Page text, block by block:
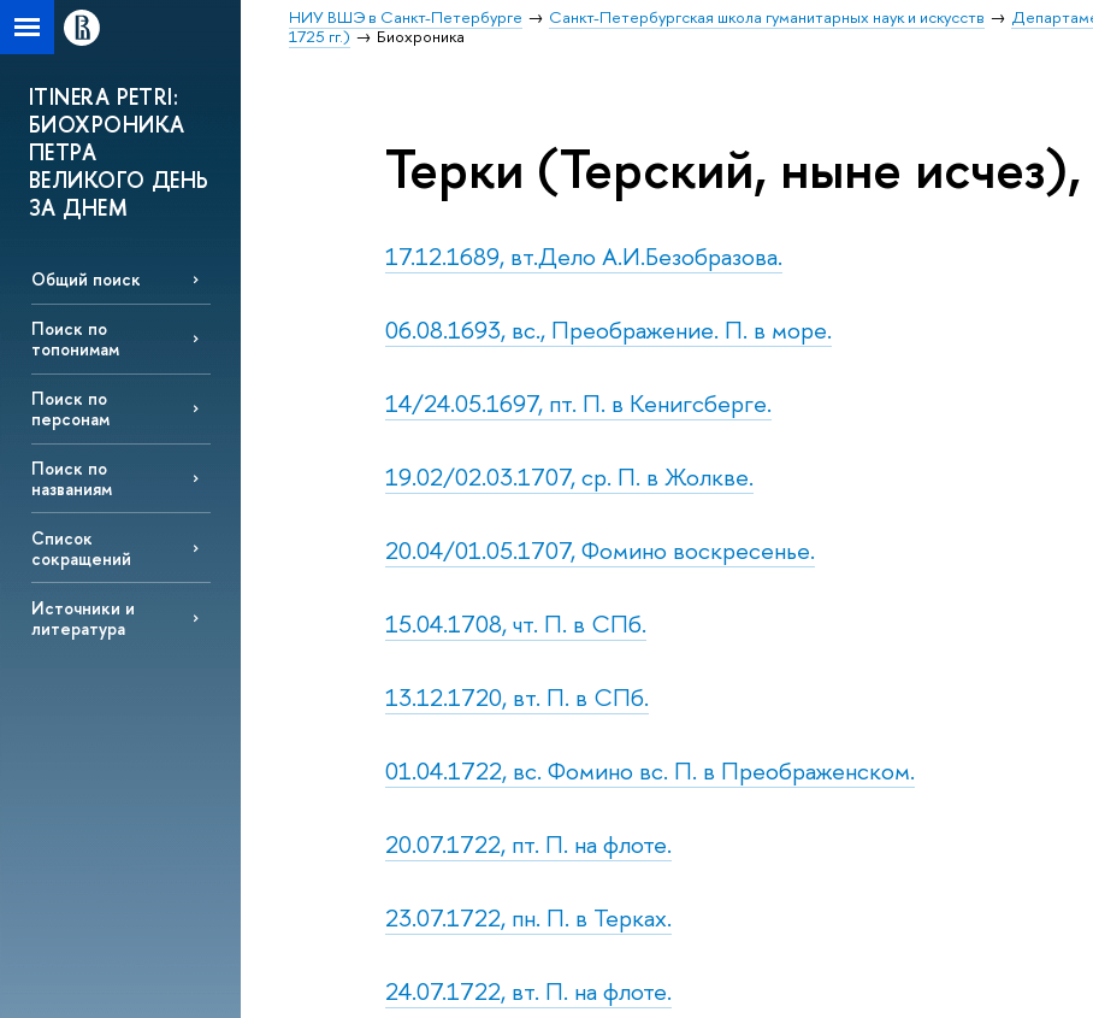
НИУ ВШЭ в Санкт-Петербурге Санкт-Петербургская школа гуманитарных наук и искусств
1725 гг.)
Биохроника
ITINERA PETRI:
БИОХРОНИКА
ПЕТРА
ВЕЛИКОГО ДЕНЬ
ЗА ДНЕМ
Общий поиск
Поиск по
топонимам
Поиск по
персонам
Поиск по
названиям
Список
сокращений
Источники и
литература
Терки (Терский, ныне
17.12.1689, вт.Дело А.И.Безобразова.
06.08.1693, вс., Преображение. П. в море.
14/24.05.1697, пт. П. в Кенигсберге.
19.02/02.03.1707, ср. П. в Жолкве.
20.04/01.05.1707, Фомино воскресенье.
15.04.1708, чт. П. в СПб.
13.12.1720, вт. П. в СПб.
01.04.1722, вс. Фомино вс. П. в Преображенском.
20.07.1722, пт. П. на флоте.
23.07.1722, пн. П. в Терках.
24.07.1722, вт. П. на флоте.